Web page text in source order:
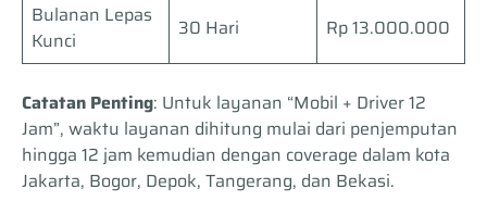
Bulanan Lepas
Kunci
30 Hari Rp 13.000.000
Catatan Penting: Untuk layanan “Mobil + Driver 12
Jam”, waktu layanan dihitung mulai dari penjemputan
hingga 12 jam kemudian dengan coverage dalam kota
Jakarta, Bogor, Depok, Tangerang, dan Bekasi.